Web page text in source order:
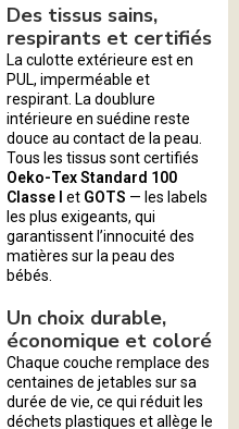
Des tissus sains,
respirants et certifiés
La culotte extérieure est en
PUL, imperméable et
respirant. La doublure
intérieure en suédine reste
douce au contact de la peau.
Tous les tissus sont certifiés
Oeko-Tex Standard 100
Classe I et GOTS — les labels
les plus exigeants, qui
garantissent l’innocuité des
matières sur la peau des
bébés.
Un choix durable,
économique et coloré
Chaque couche remplace des
centaines de jetables sur sa
durée de vie, ce qui réduit les
déchets plastiques et allège le